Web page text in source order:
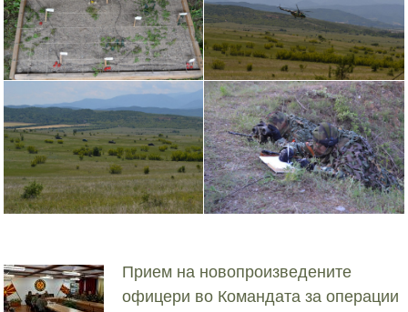
Прием на новопроизведените
офицери во Командата за операции